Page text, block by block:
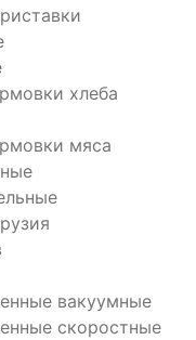
хлеба
мяса
вакуумные
скоростные